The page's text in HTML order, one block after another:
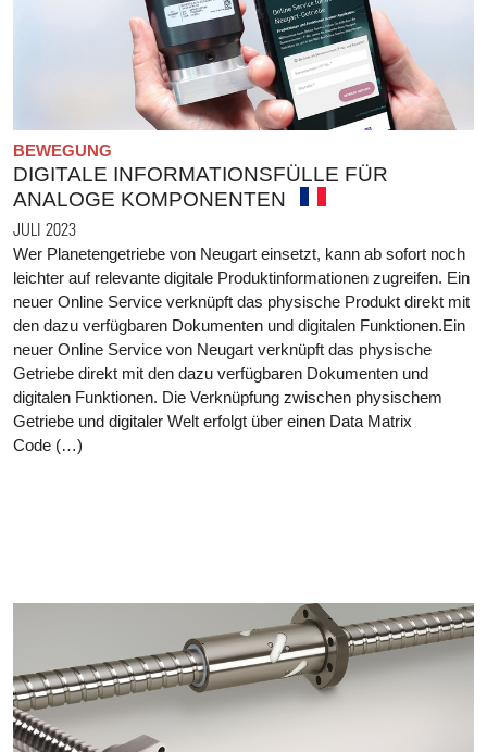
BEWEGUNG
DIGITALE INFORMATIONSFÜLLE FÜR
ANALOGE KOMPONENTEN
JULI 2023
Wer Planetengetriebe von Neugart einsetzt, kann ab sofort noch
leichter auf relevante digitale Produktinformationen zugreifen. Ein
neuer Online Service verknüpft das physische Produkt direkt mit
den dazu verfügbaren Dokumenten und digitalen Funktionen.Ein
neuer Online Service von Neugart verknüpft das physische
Getriebe direkt mit den dazu verfügbaren Dokumenten und
digitalen Funktionen. Die Verknüpfung zwischen physischem
Getriebe und digitaler Welt erfolgt über einen Data Matrix
Code (…)